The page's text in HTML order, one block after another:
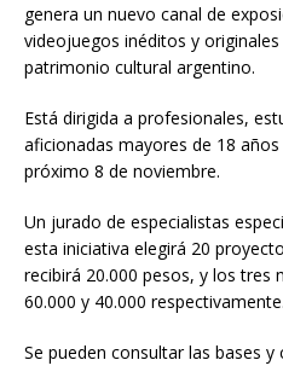
genera un nuevo canal de
videojuegos inéditos y
patrimonio cultural argentino.
Está dirigida a profesionales,
aficionadas mayores de 18
próximo 8 de noviembre.
Un jurado de especialistas
esta iniciativa elegirá 20
recibirá 20.000 pesos, y los tres
60.000 y 40.000 respectivamente.
Se pueden consultar las bases y